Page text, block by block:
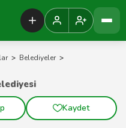
> Belediyeler >
Kaydet